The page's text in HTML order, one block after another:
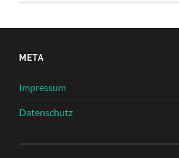
META
Impressum
Datenschutz